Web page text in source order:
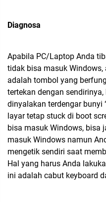
Diagnosa
Apabila PC/Laptop Anda
tidak bisa masuk
adalah tombol yang
tertekan dengan
dinyalakan terdengar bunyi
layar tetap stuck di boot
bisa masuk Windows, bisa
masuk Windows namun
mengetik sendiri saat
Hal yang harus Anda
ini adalah cabut keyboard